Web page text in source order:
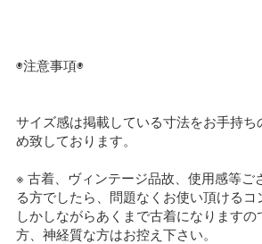
◉注意事項◉
サイズ感は掲載している寸法をお手持
め致しております。
※ 古着、ヴィンテージ品故、使用感等ご
る方でしたら、問題なくお使い頂けるコ
しかしながらあくまで古着になります
方、神経質な方はお控え下さい。